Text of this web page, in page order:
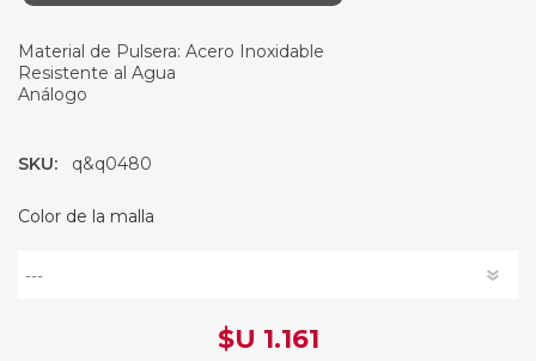
Material de Pulsera: Acero Inoxidable
Resistente al Agua
Análogo
SKU: q&q0480
Color de la malla
$U 1.161